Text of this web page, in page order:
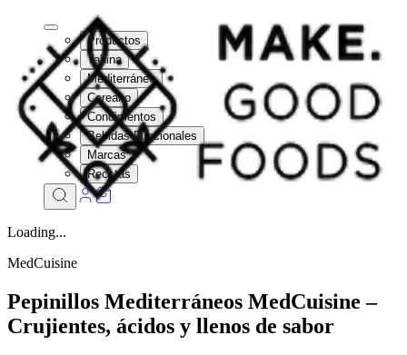
Productos
Tahina
Mediterráneo
Coreano
Condimentos
Bebidas Funcionales
Marcas
Recetas
Loading...
MedCuisine
Pepinillos Mediterráneos MedCuisine –
Crujientes, ácidos y llenos de sabor